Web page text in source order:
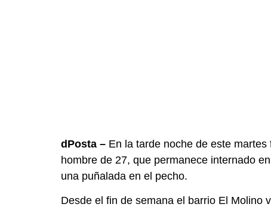
dPosta – En la tarde noche de este
hombre de 27, que permanece internado
una puñalada en el pecho.
Desde el fin de semana el barrio El Molino